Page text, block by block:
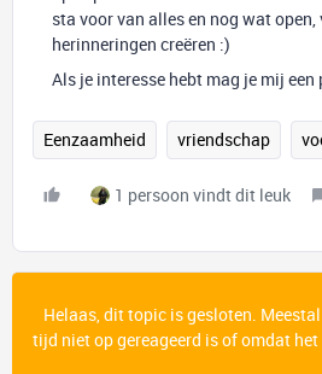
sta voor van alles en nog wat
herinneringen creëren :)
Als je interesse hebt mag je mij
Eenzaamheid vriendschap
1 persoon vindt dit leuk
Helaas, dit topic is gesloten.
tijd niet op gereageerd is of omdat